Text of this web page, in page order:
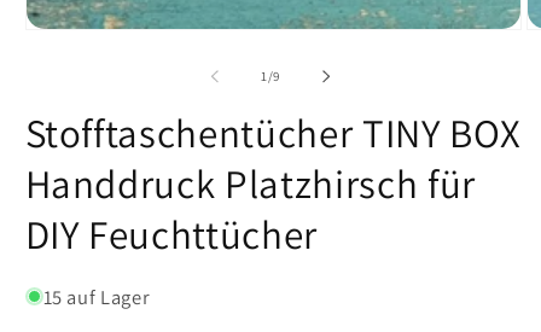
1/von
9
Stofftaschentücher TINY BOX
Handdruck Platzhirsch für
DIY Feuchttücher
15 auf Lager